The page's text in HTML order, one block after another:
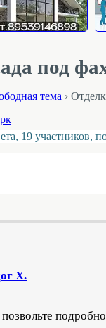
под
тема ›
19 участников,
Х.